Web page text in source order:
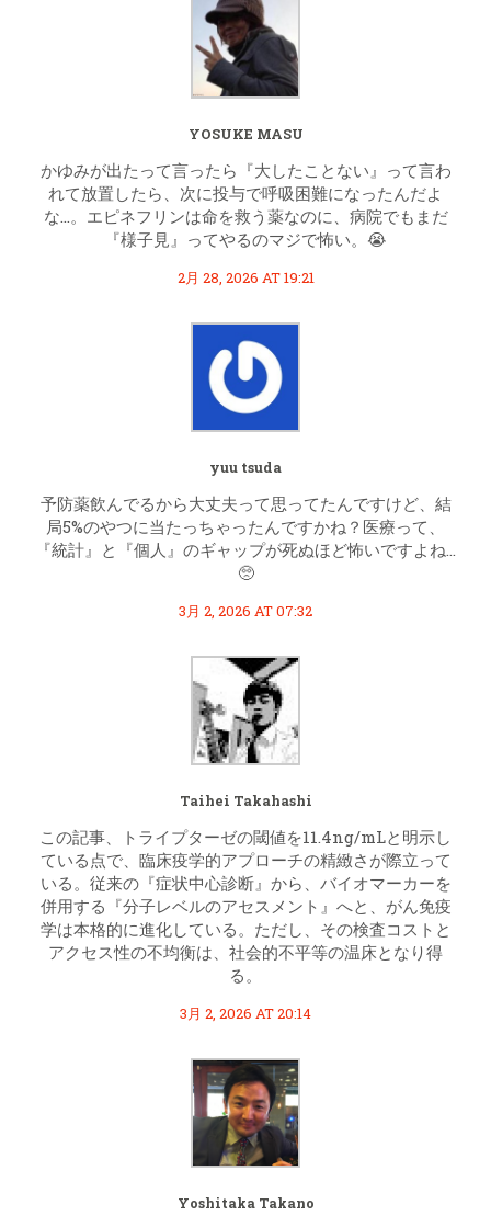
YOSUKE MASU
かゆみが出たって言ったら『大したことない』って言わ
れて放置したら、次に投与で呼吸困難になったんだよ
な…。エピネフリンは命を救う薬なのに、病院でもまだ
『様子見』ってやるのマジで怖い。😭
2月 28, 2026 AT 19:21
yuu tsuda
予防薬飲んでるから大丈夫って思ってたんですけど、結
局5%のやつに当たっちゃったんですかね？医療って、
『統計』と『個人』のギャップが死ぬほど怖いですよね…
🥺
3月 2, 2026 AT 07:32
Taihei Takahashi
この記事、トライプターゼの閾値を11.4ng/mLと明示し
ている点で、臨床疫学的アプローチの精緻さが際立って
いる。従来の『症状中心診断』から、バイオマーカーを
併用する『分子レベルのアセスメント』へと、がん免疫
学は本格的に進化している。ただし、その検査コストと
アクセス性の不均衡は、社会的不平等の温床となり得
る。
3月 2, 2026 AT 20:14
Yoshitaka Takano